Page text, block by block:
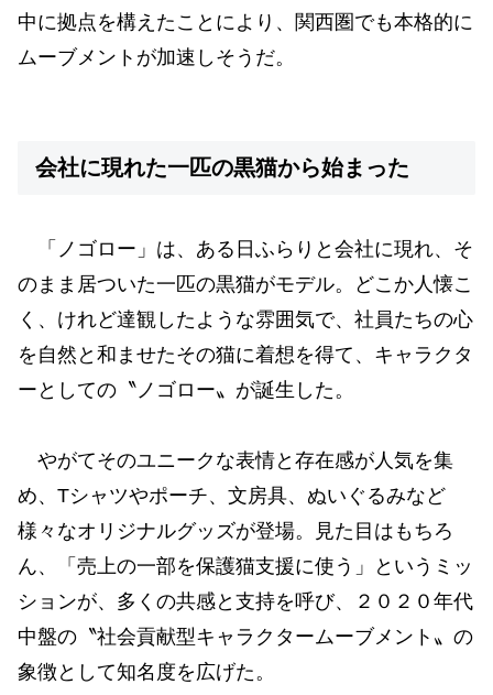
中に拠点を構えたことにより、関西圏でも本格的に
ムーブメントが加速しそうだ。
会社に現れた一匹の黒猫から始まった
「ノゴロー」は、ある日ふらりと会社に現れ、そ
のまま居ついた一匹の黒猫がモデル。どこか人懐こ
く、けれど達観したような雰囲気で、社員たちの心
を自然と和ませたその猫に着想を得て、キャラクタ
ーとしての〝ノゴロー〟が誕生した。
やがてそのユニークな表情と存在感が人気を集
め、Tシャツやポーチ、文房具、ぬいぐるみなど
様々なオリジナルグッズが登場。見た目はもちろ
ん、「売上の一部を保護猫支援に使う」というミッ
ションが、多くの共感と支持を呼び、２０２０年代
中盤の〝社会貢献型キャラクタームーブメント〟の
象徴として知名度を広げた。